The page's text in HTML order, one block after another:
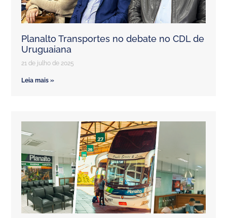
Planalto Transportes no debate no CDL de
Uruguaiana
21 de julho de 2025
Leia mais »